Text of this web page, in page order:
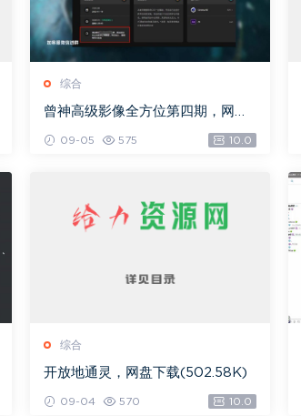
综合
曾神高级影像全方位第四期，网盘
09-05 575 10.0
综合
开放地通灵，网盘下载(502.58K)
09-04 570 10.0